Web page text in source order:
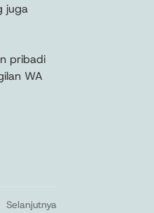
juga
pribadi
WA
Selanjutnya